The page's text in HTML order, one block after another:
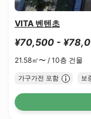
VITA 벤텐초
¥70,500 -
21.58㎡〜 / 10층 건물
가구가전 포함 보